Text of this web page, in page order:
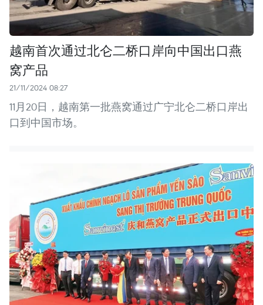
越南首次通过北仑二桥口岸向中国出口燕
窝产品
21/11/2024 08:27
11月20日，越南第一批燕窝通过广宁北仑二桥口岸出
口到中国市场。